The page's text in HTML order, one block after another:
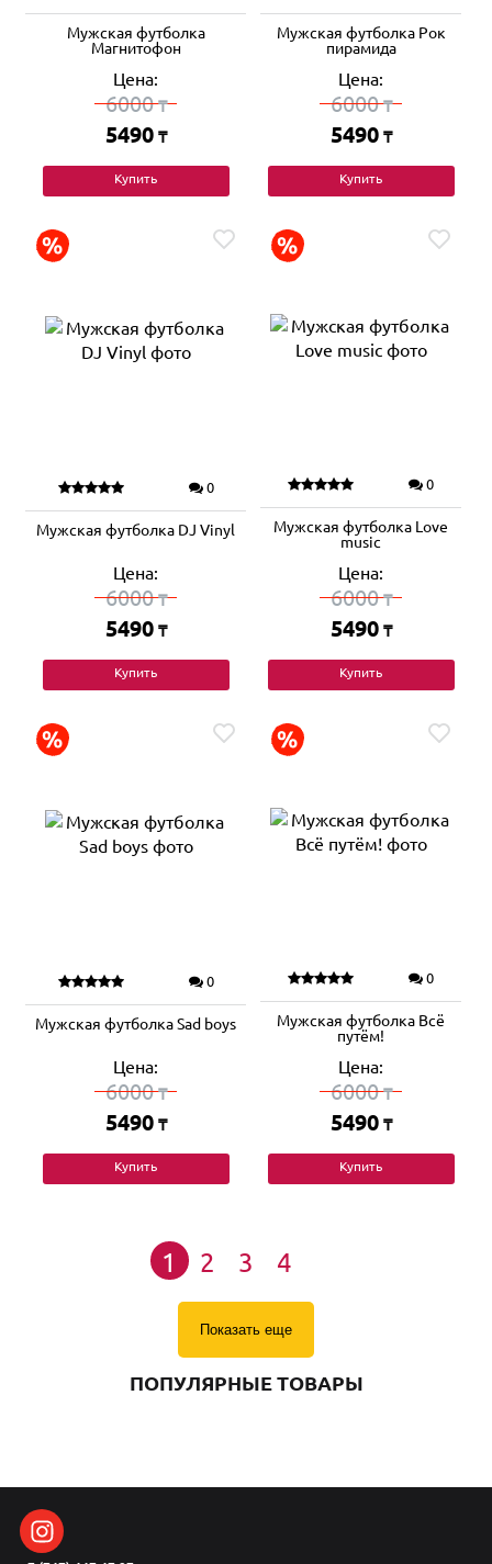
Мужская футболка
Магнитофон
Цена:
6000₸
5490 ₸
Купить
Мужская футболка Рок
пирамида
Цена:
6000₸
5490 ₸
Купить
0
Мужская футболка DJ Vinyl
Цена:
6000₸
5490 ₸
Купить
0
Мужская футболка Love
music
Цена:
6000₸
5490 ₸
Купить
0
Мужская футболка Sad boys
Цена:
6000₸
5490 ₸
Купить
0
Мужская футболка Всё
путём!
Цена:
6000₸
5490 ₸
Купить
1 2 3 4
Показать еще
ПОПУЛЯРНЫЕ ТОВАРЫ